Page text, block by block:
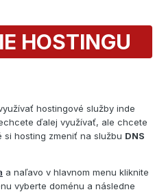
HOSTINGU
hostingové služby inde
ďalej využívať, ale chcete
hosting zmeniť na službu DNS
a naľavo v hlavnom menu kliknite
vyberte doménu a následne